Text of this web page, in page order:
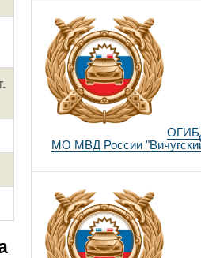
МО МВД России